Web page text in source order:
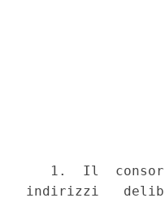
1.  Il
indirizzi